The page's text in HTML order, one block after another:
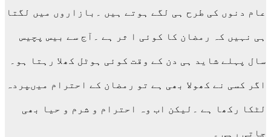
عام دنوں کی طرح ہی لگے ہوتے ہیں ۔بازاروں میں لگتا
ہی نہیں کہ رمضان کا کوئی ا ثر ہے ۔آج سے بیس پچیس
سال پہلے شاید ہی دن کے وقت کوئی ہوٹل کھلا رہتا ہو۔
اگر کسی نے کھولا بھی ہے تو رمضان کے احترام میںپردہ
لٹکا رکھا ہے ۔لیکن اب وہ احترام و شرم و حیا بھی
جاتی رہی ۔